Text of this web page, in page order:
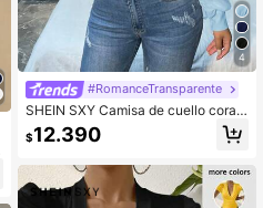
4
#RomanceTransparente
SHEIN SXY Camisa de cuello coraz
ón con manga farol para mujer
$12.390